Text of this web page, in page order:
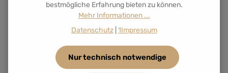
ihrer Nähe. Mit unserer Übersicht möchten wir ihnen
dabei helfen, schnell die passende Unterstützung zu
Wenn du mit LELIBA arbeitest, unsere Tragen kennst oder
Vorführmodelle zur Verfügung hast, freuen wir uns sehr,
bestmögliche Erfahrung bieten zu können.
Mehr Informationen ...
Datenschutz| 1Impressum
Nur technisch notwendige